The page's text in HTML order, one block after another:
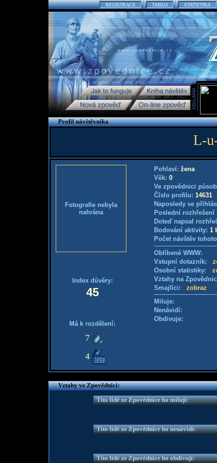
REGISTRACE TABLO STATISTIKA
Profil návštěvníka
L-
Fotografie nebyla
nahrána
Index důvěry:
45
Má k rozdělení:
7
4
Pohlaví: žena
Věk: 0
Ve zpovědnici
Číslo profilu: 14631
Naposledy se
Poslední
Doteď napsal
Bodování aktivity: 1
Počet návštěv
Oblíbené WWW:
Vstupní dotazník:
Osobní statistiky:
Vztahy na
Smajlíci: zobraz
Miluje:
Nenávidí:
Obdivuje:
Vztahy ve Zpovědnici:
Tito lidé ze Zpovědnice ho milují:
Tito lidé ze Zpovědnice ho nenávidí:
Tito lidé ze Zpovědnice ho obdivují: